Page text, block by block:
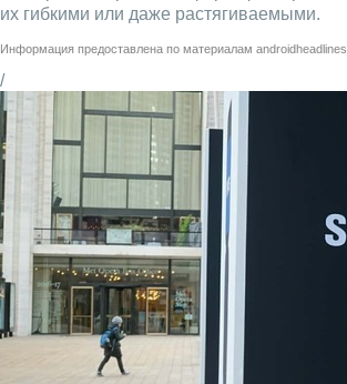
их гибкими или даже растягиваемыми.
Информация предоставлена по материалам androidheadlines
/